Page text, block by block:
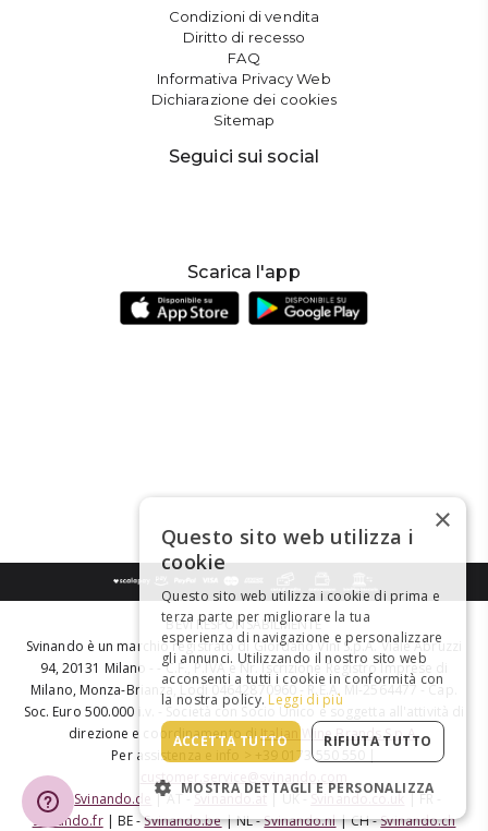
Condizioni di vendita
Diritto di recesso
FAQ
Informativa Privacy Web
Dichiarazione dei cookies
Sitemap
Seguici sui social
Scarica l'app
BEVI RESPONSABILMENTE
Svinando è un marchio registrato di Giordano Vini S.p.A. Viale Abruzzi
94, 20131 Milano - - C.F., P.IVA e Nr. Iscrizione Registro Imprese di
Milano, Monza-Brianza, Lodi 04642870960 - R.E.A. MI-2564477 - Cap.
Soc. Euro 500.000 i.v. - Società con Socio Unico e soggetta all'attività di
direzione e coordinamento diItalian Wine Brands S.p.A.
Per assistenza e info > +39 0173 550 550 |
customer.service@svinando.com
DE -Svinando.de | AT -Svinando.at | UK - Svinando.co.uk| FR -
Svinando.fr| BE -Svinando.be| NL -Svinando.nl| CH -Svinando.ch
×
Questo sito web utilizza i
cookie
Questo sito web utilizza i cookie di prima e
terza parte per migliorare la tua
esperienza di navigazione e personalizzare
gli annunci. Utilizzando il nostro sito web
acconsenti a tutti i cookie in conformità con
la nostra policy. Leggi di più
ACCETTA TUTTO RIFIUTA TUTTO
MOSTRA DETTAGLI E PERSONALIZZA